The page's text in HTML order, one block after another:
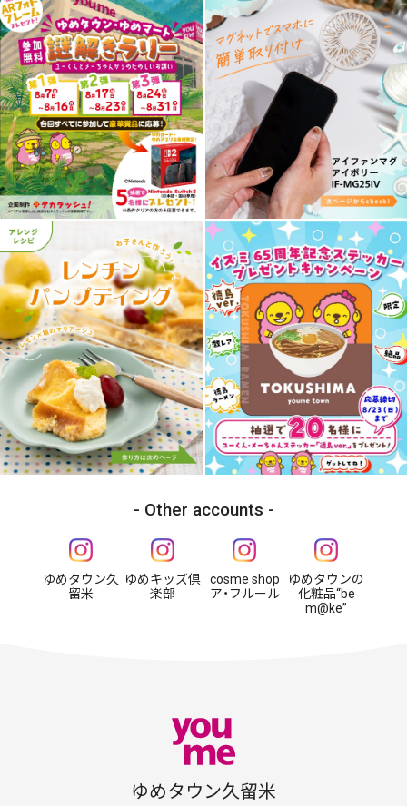
Other accounts
ゆめタウン久
留米
ゆめキッズ倶
楽部
cosme shop
ア・フルール
ゆめタウンの
化粧品“be
m@ke”
ゆめタウン久留米